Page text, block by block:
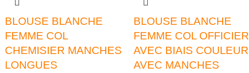
BLOUSE BLANCHE
FEMME COL
CHEMISIER MANCHES
LONGUES
BLOUSE BLANCHE
FEMME COL OFFICIER
AVEC BIAIS COULEUR
AVEC MANCHES